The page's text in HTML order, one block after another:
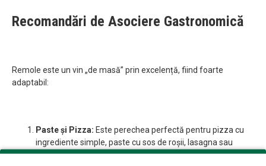
Recomandări de Asociere Gastronomică
Remole este un vin „de masă” prin excelență, fiind foarte
adaptabil:
Paste și Pizza: Este perechea perfectă pentru pizza cu
ingrediente simple, paste cu sos de roșii, lasagna sau
ravioli cu carne.